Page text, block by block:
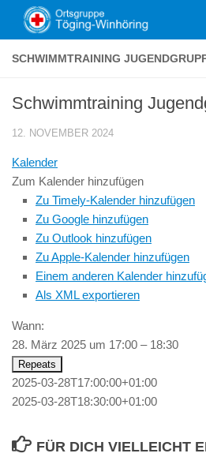
Zum Inhalt springen
SCHWIMMTRAINING
Schwimmtraining
12. NOVEMBER 2024
Kalender
Zum Kalender hinzufügen
Zu Timely-Kalender hinzufügen
Zu Google hinzufügen
Zu Outlook hinzufügen
Zu Apple-Kalender hinzufügen
Einem anderen Kalender
Als XML exportieren
Wann:
28. März 2025 um 17:00 – 18:30
Repeats
2025-03-28T17:00:00+01:00
2025-03-28T18:30:00+01:00
FÜR DICH VIELLEICHT